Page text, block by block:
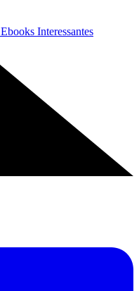
Ebooks Interessantes